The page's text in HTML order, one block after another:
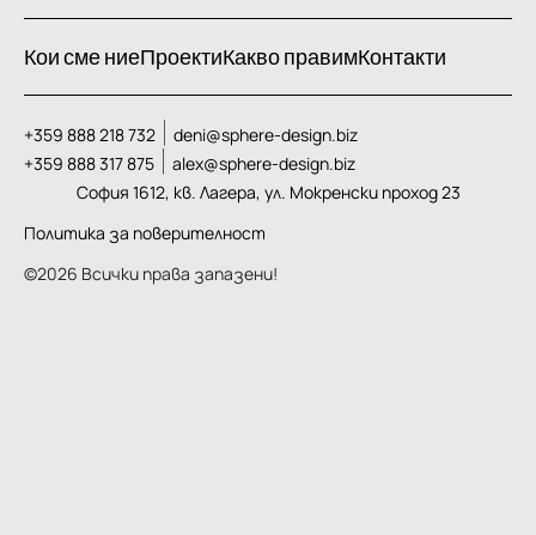
Кои сме ниеПроектиКакво правимКонтакти
©2026 Всички права запазени!
+359 888 218 732
deni@sphere-design.biz
+359 888 317 875
alex@sphere-design.biz
София 1612, кв. Лагера, ул. Мокренски проход 23
Политика за поверителност